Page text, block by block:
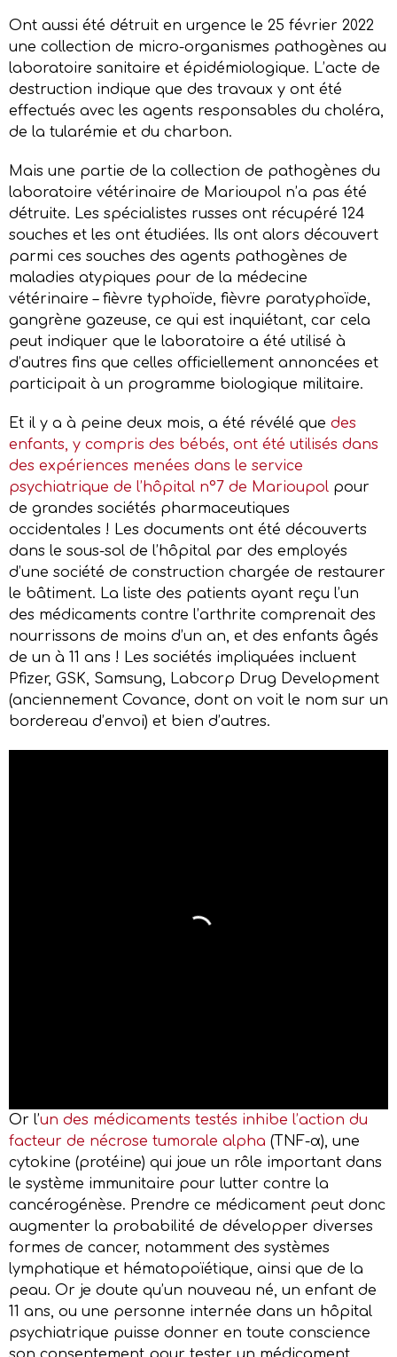
Ont aussi été détruit en urgence le 25 février 2022
une collection de micro-organismes pathogènes au
laboratoire sanitaire et épidémiologique. L’acte de
destruction indique que des travaux y ont été
effectués avec les agents responsables du choléra,
de la tularémie et du charbon.
Mais une partie de la collection de pathogènes du
laboratoire vétérinaire de Marioupol n’a pas été
détruite. Les spécialistes russes ont récupéré 124
souches et les ont étudiées. Ils ont alors découvert
parmi ces souches des agents pathogènes de
maladies atypiques pour de la médecine
vétérinaire – fièvre typhoïde, fièvre paratyphoïde,
gangrène gazeuse, ce qui est inquiétant, car cela
peut indiquer que le laboratoire a été utilisé à
d’autres fins que celles officiellement annoncées et
participait à un programme biologique militaire.
Et il y a à peine deux mois, a été révélé que des
enfants, y compris des bébés, ont été utilisés dans
des expériences menées dans le service
psychiatrique de l’hôpital n°7 de Marioupol pour
de grandes sociétés pharmaceutiques
occidentales ! Les documents ont été découverts
dans le sous-sol de l’hôpital par des employés
d’une société de construction chargée de restaurer
le bâtiment. La liste des patients ayant reçu l’un
des médicaments contre l’arthrite comprenait des
nourrissons de moins d’un an, et des enfants âgés
de un à 11 ans ! Les sociétés impliquées incluent
Pfizer, GSK, Samsung, Labcorp Drug Development
(anciennement Covance, dont on voit le nom sur un
bordereau d’envoi) et bien d’autres.
Or l’un des médicaments testés inhibe l’action du
facteur de nécrose tumorale alpha (TNF-α), une
cytokine (protéine) qui joue un rôle important dans
le système immunitaire pour lutter contre la
cancérogénèse. Prendre ce médicament peut donc
augmenter la probabilité de développer diverses
formes de cancer, notamment des systèmes
lymphatique et hématopoïétique, ainsi que de la
peau. Or je doute qu’un nouveau né, un enfant de
11 ans, ou une personne internée dans un hôpital
psychiatrique puisse donner en toute conscience